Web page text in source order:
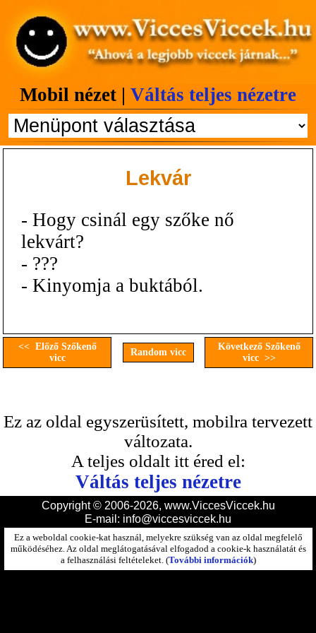
Mobil nézet | Váltás teljes nézetre
Lekvár
- Hogy csinál egy szőke nő
lekvárt?
- ???
- Kinyomja a buktából.
<< Előző Szőkenő
vicc
Random vicc
Következő Szőkenő
vicc >>
Ez az oldal egyszerüsített, mobilra tervezett
változata.
A teljes oldalt itt éred el:
Váltás teljes nézetre
Copyright © 2006-2026, www.ViccesViccek.hu
E-mail: info@viccesviccek.hu
Ez a weboldal cookie-kat használ, melyekre szükség van az oldal megfelelő
működéséhez. Az oldal meglátogatásával elfogadod a cookie-k használatát és
a felhasználási feltételeket. (További információk)